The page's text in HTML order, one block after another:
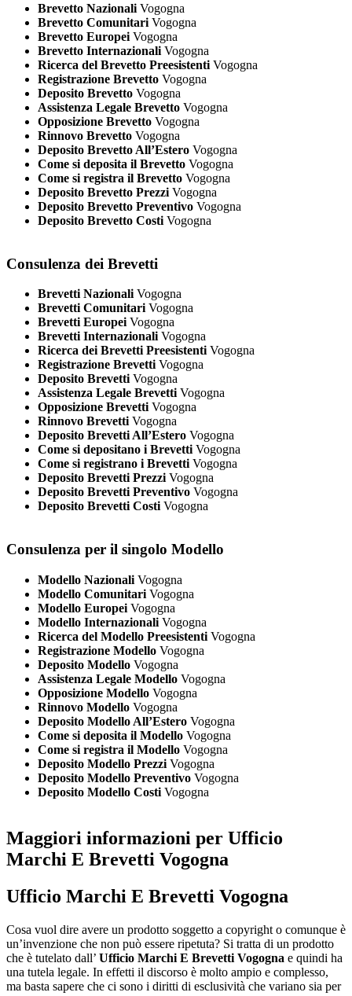
Brevetto Nazionali Vogogna
Brevetto Comunitari Vogogna
Brevetto Europei Vogogna
Brevetto Internazionali Vogogna
Ricerca del Brevetto Preesistenti Vogogna
Registrazione Brevetto Vogogna
Deposito Brevetto Vogogna
Assistenza Legale Brevetto Vogogna
Opposizione Brevetto Vogogna
Rinnovo Brevetto Vogogna
Deposito Brevetto All’Estero Vogogna
Come si deposita il Brevetto Vogogna
Come si registra il Brevetto Vogogna
Deposito Brevetto Prezzi Vogogna
Deposito Brevetto Preventivo Vogogna
Deposito Brevetto Costi Vogogna
Consulenza dei Brevetti
Brevetti Nazionali Vogogna
Brevetti Comunitari Vogogna
Brevetti Europei Vogogna
Brevetti Internazionali Vogogna
Ricerca dei Brevetti Preesistenti Vogogna
Registrazione Brevetti Vogogna
Deposito Brevetti Vogogna
Assistenza Legale Brevetti Vogogna
Opposizione Brevetti Vogogna
Rinnovo Brevetti Vogogna
Deposito Brevetti All’Estero Vogogna
Come si depositano i Brevetti Vogogna
Come si registrano i Brevetti Vogogna
Deposito Brevetti Prezzi Vogogna
Deposito Brevetti Preventivo Vogogna
Deposito Brevetti Costi Vogogna
Consulenza per il singolo Modello
Modello Nazionali Vogogna
Modello Comunitari Vogogna
Modello Europei Vogogna
Modello Internazionali Vogogna
Ricerca del Modello Preesistenti Vogogna
Registrazione Modello Vogogna
Deposito Modello Vogogna
Assistenza Legale Modello Vogogna
Opposizione Modello Vogogna
Rinnovo Modello Vogogna
Deposito Modello All’Estero Vogogna
Come si deposita il Modello Vogogna
Come si registra il Modello Vogogna
Deposito Modello Prezzi Vogogna
Deposito Modello Preventivo Vogogna
Deposito Modello Costi Vogogna
Maggiori informazioni per Ufficio
Marchi E Brevetti Vogogna
Ufficio Marchi E Brevetti Vogogna
Cosa vuol dire avere un prodotto soggetto a copyright o comunque è
un’invenzione che non può essere ripetuta? Si tratta di un prodotto
che è tutelato dall’ Ufficio Marchi E Brevetti Vogogna e quindi ha
una tutela legale. In effetti il discorso è molto ampio e complesso,
ma basta sapere che ci sono i diritti di esclusività che variano sia per